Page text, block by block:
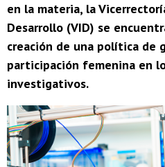
en la materia, la
Desarrollo (VID) se
creación de una política de
participación femenina en
investigativos.